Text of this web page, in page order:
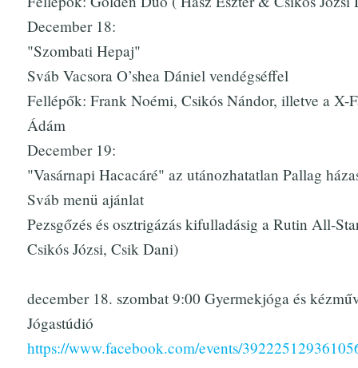
December 18:
"Szombati Hepaj"
Sváb Vacsora O’shea Dániel vendégséffel
Fellépők: Frank Noémi, Csikós Nándor, illetve a X-
Ádám
December 19:
"Vasárnapi Hacacáré" az utánozhatatlan Pallag
Sváb menü ajánlat
Pezsgőzés és osztrigázás kifulladásig a Rutin All-
Csikós Józsi, Csik Dani)
december 18. szombat 9:00 Gyermekjóga és
Jógastúdió
https://www.facebook.com/events/